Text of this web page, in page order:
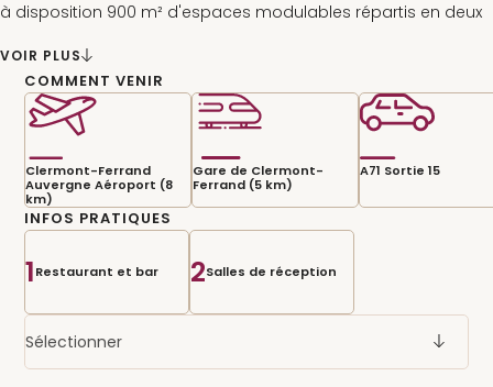
à disposition 900 m² d'espaces modulables répartis en deux
personnes.
Profitez d'une organisation clé en main : agencement des
salles et coordination assurée par une équipe entièrement
dédiée. Pour prolonger la soirée, le casino est là pour offrir à
vos convives une expérience unique dans un décor
contemporain et immersif au cœur de l'Auvergne.
VOIR PLUS
COMMENT VENIR
Clermont-Ferrand
Auvergne Aéroport (8
km)
Gare de Clermont-
Ferrand (5 km)
A71 Sortie 15
INFOS PRATIQUES
1Restaurant et bar 2Salles de réception
Sélectionner